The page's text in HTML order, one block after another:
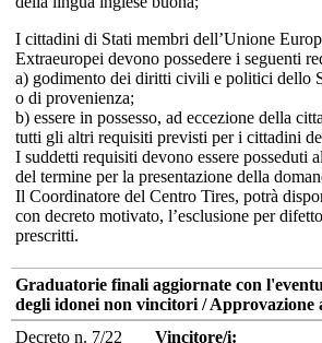
I cittadini di Stati membri dell’Unione
Extraeuropei devono possedere i seguenti
a) godimento dei diritti civili e politici dello
o di provenienza;
b) essere in possesso, ad eccezione della
tutti gli altri requisiti previsti per i cittadini
I suddetti requisiti devono essere posseduti
del termine per la presentazione della
Il Coordinatore del Centro Tires, potrà
con decreto motivato, l’esclusione per
prescritti.
Graduatorie finali aggiornate con
degli idonei non vincitori / Approvazione
Decreto n. 7/22
Vincitore/i: